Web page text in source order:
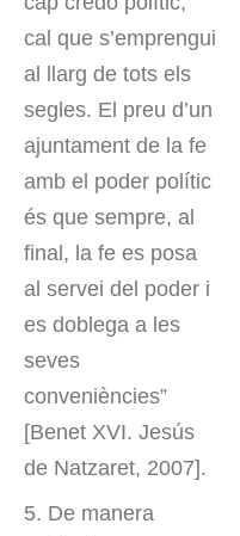
cal que s’emprengui
al llarg de tots els
segles. El preu d’un
ajuntament de la fe
amb el poder polític
és que sempre, al
final, la fe es posa
al servei del poder i
es doblega a les
seves
conveniències”
[Benet XVI. Jesús
de Natzaret, 2007].
5. De manera